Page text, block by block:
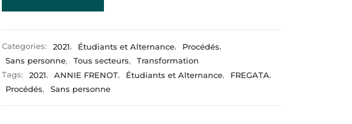
Categories: 2021, Étudiants et Alternance, Procédés,
Sans personne, Tous secteurs,
Transformation
Tags:
2021, ANNIE FRENOT, Étudiants et Alternance, FREGATA,
Procédés, Sans personne